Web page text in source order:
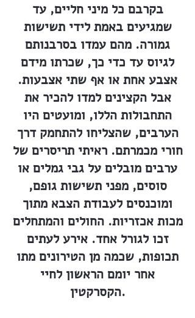
בקרבם כל מיני חליים, עד
שמגיעים באמת לידי תשישות
גמורה. מהם עמדו בסרבנותם
לגיוס עד כדי כך, שכרתו מידם
אצבע אחת או אף שתי אצבעות.
אבל הקצינים למדו להכיר את
התחבולות הללו, ומועטים היו
הערבים, שהצליחו להתחמק דרך
חורי מכמרתם. ראיתי תריסרים של
ערבים מובלים על גבי גמלים או
סוסים, מפני תשישות גופם,
ומוכנסים לעבודת הצבא מתוך
מכות אכזריות. החולים והמתחלים
זכו לגורל אחד. אירע לעתים
תכופות, שכמה מן הטירונים מתו
אחר יומם הראשון לחיי
הקסרקטין.